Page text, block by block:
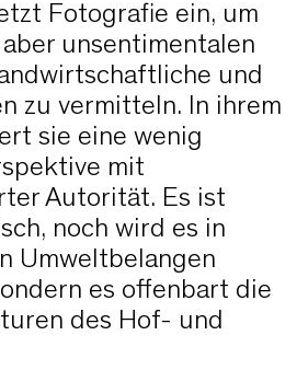
Fotografie ein, um
unsentimentalen
und
zu vermitteln. In ihrem
sie eine wenig
mit
Autorität. Es ist
noch wird es in
Umweltbelangen
es offenbart die
des Hof- und